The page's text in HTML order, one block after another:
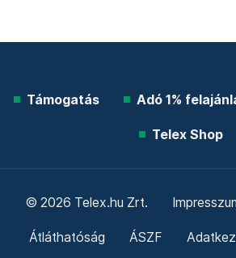
Támogatás Adó 1%
Telex Shop
© 2026 Telex.hu Zrt.
Átláthatóság ÁSZF